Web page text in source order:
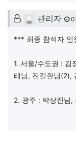
관리자
관리자
*** 최종 참석자 인
1. 서울/수도권 : 김
태님, 진길환님(2),
2. 광주 : 박상진님,